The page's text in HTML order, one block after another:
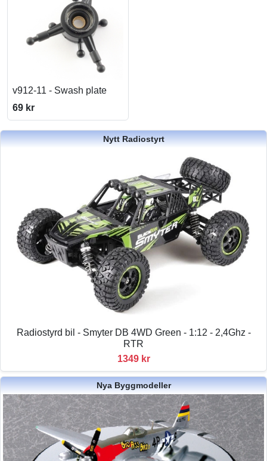
v912-11 - Swash plate
69 kr
Nytt Radiostyrt
Radiostyrd bil - Smyter DB 4WD Green - 1:12 - 2,4Ghz -
RTR
1349 kr
Nya Byggmodeller